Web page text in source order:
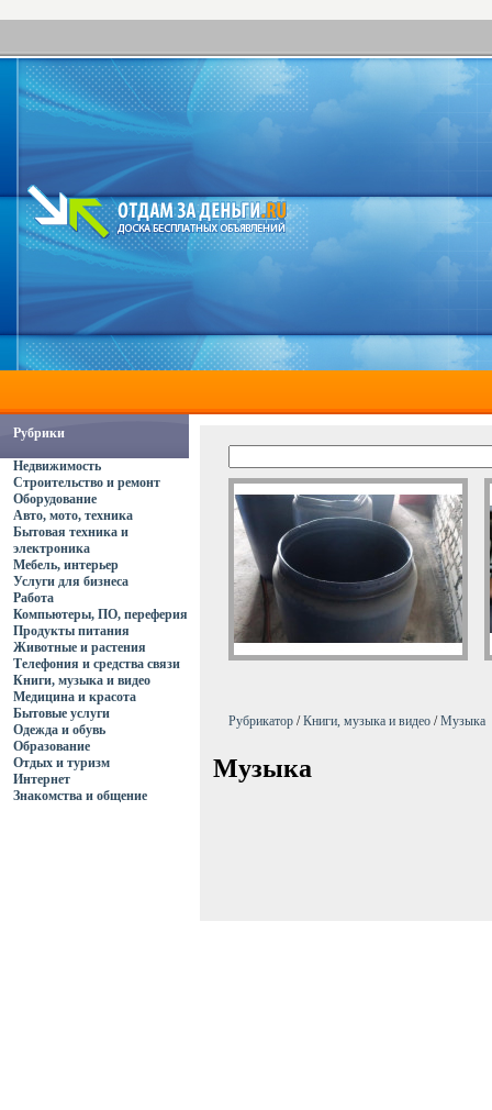
Рубрики
Недвижимость
Строительство и ремонт
Оборудование
Авто, мото, техника
Бытовая техника и
электроника
Мебель, интерьер
Услуги для бизнеса
Работа
Компьютеры, ПО, переферия
Продукты питания
Животные и растения
Телефония и средства связи
Книги, музыка и видео
Медицина и красота
Бытовые услуги
Одежда и обувь
Образование
Отдых и туризм
Интернет
Знакомства и общение
Рубрикатор /Книги, музыка и видео /Музыка
Музыка